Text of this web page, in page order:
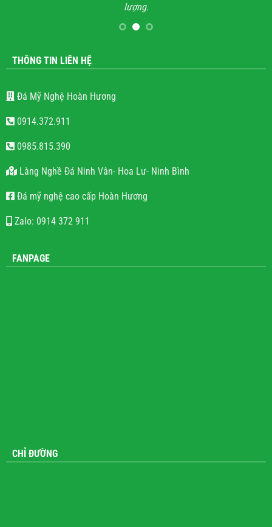
lượng.
THÔNG TIN LIÊN HỆ
Đá Mỹ Nghệ Hoàn Hương
0914.372.911
0985.815.390
Làng Nghề Đá Ninh Vân- Hoa Lư- Ninh Bình
Đá mỹ nghệ cao cấp Hoàn Hương
Zalo: 0914 372 911
FANPAGE
CHỈ ĐƯỜNG